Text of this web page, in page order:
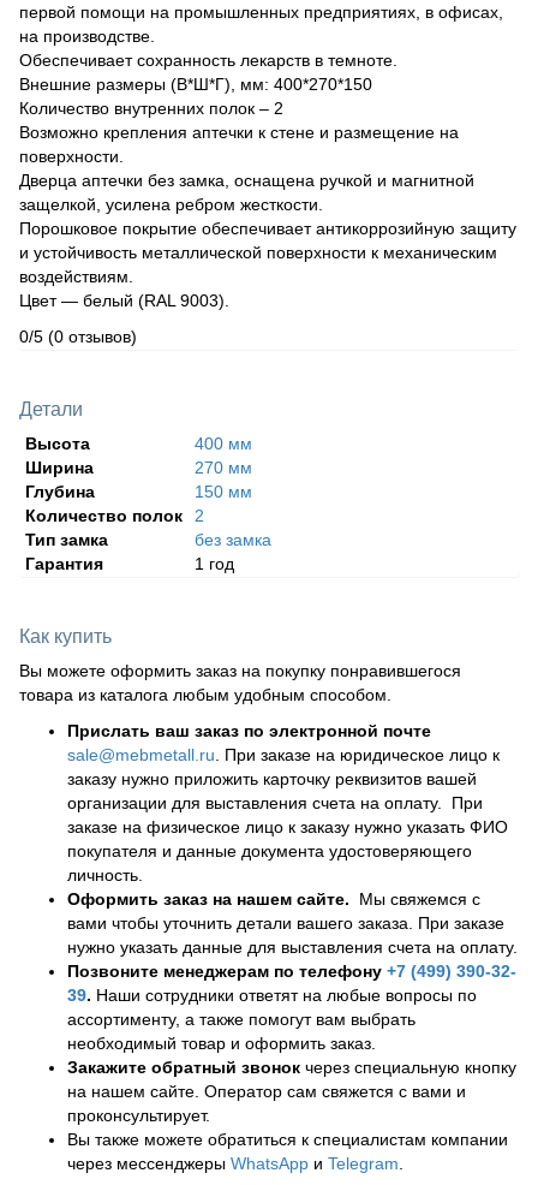
первой помощи на промышленных предприятиях, в офисах,
на производстве.
Обеспечивает сохранность лекарств в темноте.
Внешние размеры (В*Ш*Г), мм: 400*270*150
Количество внутренних полок – 2
Возможно крепления аптечки к стене и размещение на
поверхности.
Дверца аптечки без замка, оснащена ручкой и магнитной
защелкой, усилена ребром жесткости.
Порошковое покрытие обеспечивает антикоррозийную защиту
и устойчивость металлической поверхности к механическим
воздействиям.
Цвет — белый (RAL 9003).
0/5 (0 отзывов)
Детали
Высота
400 мм
Ширина
270 мм
Глубина
150 мм
Количество полок
2
Тип замка
без замка
Гарантия
1 год
Как купить
Вы можете оформить заказ на покупку понравившегося
товара из каталога любым удобным способом.
Прислать ваш заказ по электронной почте
sale@mebmetall.ru . При заказе на юридическое лицо к
заказу нужно приложить карточку реквизитов вашей
организации для выставления счета на оплату. При
заказе на физическое лицо к заказу нужно указать ФИО
покупателя и данные документа удостоверяющего
личность.
Оформить заказ на нашем сайте. Мы свяжемся с
вами чтобы уточнить детали вашего заказа. При заказе
нужно указать данные для выставления счета на оплату.
Позвоните менеджерам по телефону +7 (499) 390-32-
39. Наши сотрудники ответят на любые вопросы по
ассортименту, а также помогут вам выбрать
необходимый товар и оформить заказ.
Закажите обратный звонок через специальную кнопку
на нашем сайте. Оператор сам свяжется с вами и
проконсультирует.
Вы также можете обратиться к специалистам компании
через мессенджеры WhatsApp и Telegram